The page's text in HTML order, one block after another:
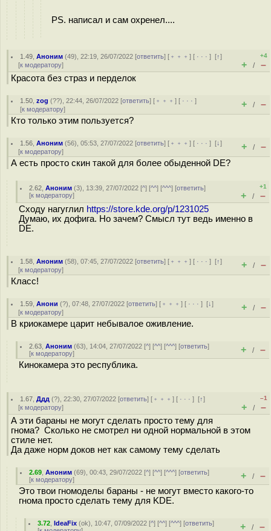
PS. написал и сам охренел....
1.49 ,Аноним (49), 22:19, 26/07/2022 [ответить] [ ﹢﹢﹢] [ · · ·][↑]
[к модератору]
+4
+ / –
Красота без страз и перделок
1.50 ,zog (??), 22:44, 26/07/2022 [ответить] [ ﹢﹢﹢] [ · · ·]
[к модератору] + / –
Кто только этим пользуется?
1.56 ,Аноним (56), 05:53, 27/07/2022 [ответить] [ ﹢﹢﹢] [ · · ·][↓]
[к модератору] + / –
А есть просто скин такой для более обыденной DE?
2.62 ,Аноним (3), 13:39, 27/07/2022 [^] [^^] [^^^] [ответить]
[к модератору]
+1
+ / –
Сходу нагуглил https://store.kde.org/p/1231025
Думаю, их дофига. Но зачем? Смысл тут ведь именно в
DE.
1.58 ,Аноним (58), 07:45, 27/07/2022 [ответить] [ ﹢﹢﹢] [ · · ·][↑]
[к модератору] + / –
Класс!
1.59 ,Анони (?), 07:48, 27/07/2022 [ответить] [ ﹢﹢﹢] [ · · ·][↓]
[к модератору] + / –
В криокамере царит небывалое оживление.
2.63 ,Аноним (63), 14:04, 27/07/2022 [^] [^^] [^^^] [ответить]
[к модератору] + / –
Кинокамера это республика.
1.67 ,Ддд (?), 22:30, 27/07/2022 [ответить] [ ﹢﹢﹢] [ · · ·][↑]
[к модератору]
–1
+ / –
А эти бараны не могут сделать просто тему для
гнома? Сколько не смотрел ни одной нормальной в этом
стиле нет.
Да даже норм доков нет как самому тему сделать
2.69 ,Аноним (69), 00:43, 29/07/2022 [^] [^^] [^^^] [ответить]
[к модератору] + / –
Это твои гномоделы бараны - не могут вместо какого-то
гнома просто сделать тему для KDE.
3.72 ,IdeaFix (ok), 10:47, 07/09/2022 [^] [^^] [^^^] [ответить]
+ / –